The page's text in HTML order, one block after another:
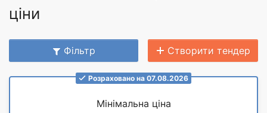
ціни
Фільтр Створити тендер
Розраховано на 07.08.2026
Мінімальна ціна